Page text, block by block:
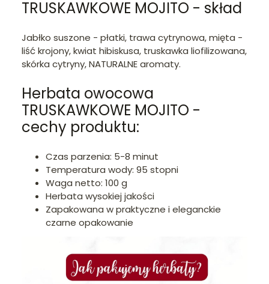
TRUSKAWKOWE MOJITO - skład
Jabłko suszone - płatki, trawa cytrynowa, mięta -
liść krojony, kwiat hibiskusa, truskawka liofilizowana,
skórka cytryny, NATURALNE aromaty.
Herbata owocowa
TRUSKAWKOWE MOJITO -
cechy produktu:
Czas parzenia: 5-8 minut
Temperatura wody: 95 stopni
Waga netto: 100 g
Herbata wysokiej jakości
Zapakowana w praktyczne i eleganckie
czarne opakowanie